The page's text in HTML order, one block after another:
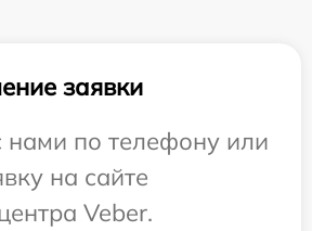
заявки
нами по телефону или
на сайте
Veber.